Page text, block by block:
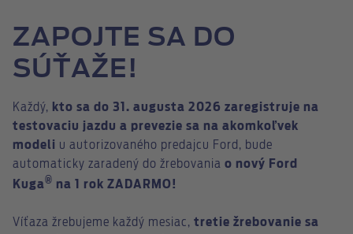
ZAPOJTE SA DO
SÚŤAŽE!
Každý, kto sa do 31. augusta 2026 zaregistruje na
testovaciu jazdu a prevezie sa na akomkoľvek
modeli u autorizovaného predajcu Ford, bude
automaticky zaradený do žrebovania o nový Ford
Kuga® na 1 rok ZADARMO!
Víťaza žrebujeme každý mesiac, tretie žrebovanie sa